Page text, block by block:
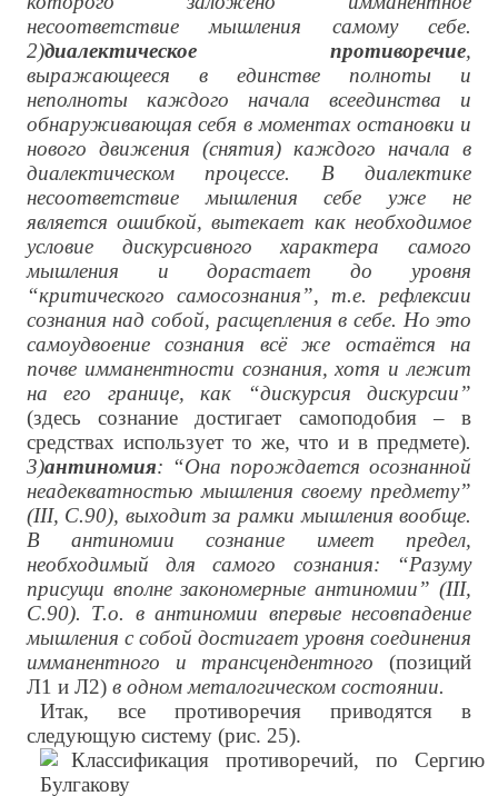
несоответствие мышления самому себе.
2)диалектическое противоречие,
выражающееся в единстве полноты и
неполноты каждого начала всеединства и
обнаруживающая себя в моментах остановки и
нового движения (снятия) каждого начала в
диалектическом процессе. В диалектике
несоответствие мышления себе уже не
является ошибкой, вытекает как необходимое
условие дискурсивного характера самого
мышления и дорастает до уровня
“критического самосознания”, т.е. рефлексии
сознания над собой, расщепления в себе. Но это
самоудвоение сознания всё же остаётся на
почве имманентности сознания, хотя и лежит
на его границе, как “дискурсия дискурсии”
(здесь сознание достигает самоподобия – в
средствах использует то же, что и в предмете).
3)антиномия: “Она порождается осознанной
неадекватностью мышления своему предмету”
(III, С.90), выходит за рамки мышления вообще.
В антиномии сознание имеет предел,
необходимый для самого сознания: “Разуму
присущи вполне закономерные антиномии” (III,
С.90). Т.о. в антиномии впервые несовпадение
мышления с собой достигает уровня соединения
имманентного и трансцендентного(позиций
Л1 и Л2)в одном металогическом состоянии.
Итак, все противоречия приводятся в
следующую систему (рис. 25).